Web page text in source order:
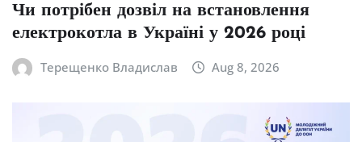
Чи потрібен дозвіл на встановлення
електрокотла в Україні у 2026 році
Терещенко Владислав Aug 8, 2026